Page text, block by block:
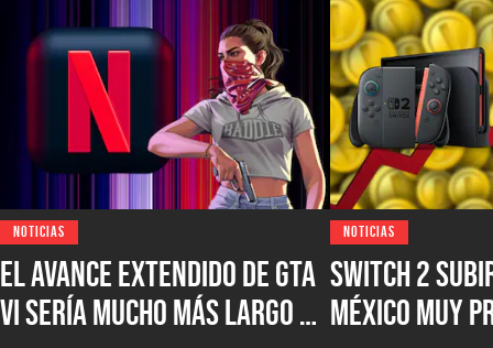
NOTICIAS
El avance extendido de GTA
VI sería mucho más largo de
NOTICIAS
Switch 2
México muy